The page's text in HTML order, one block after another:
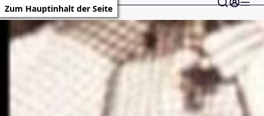
Zum Hauptinhalt der Seite